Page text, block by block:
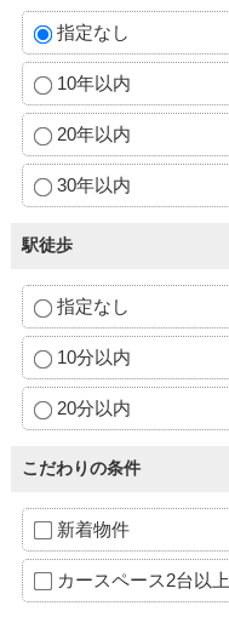
指定なし
10年以内
20年以内
30年以内
駅徒歩
指定なし
10分以内
20分以内
こだわりの条件
新着物件
カースペース2台以上